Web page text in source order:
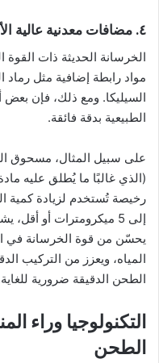
٤. مضافات معدنية عالية الأداء
الخرسانة الحديثة ذات القوة
مواد رابطة إضافية مثل
السيليكا. ومع ذلك، فإن
الطبيعية بدقة فائقة.
على سبيل المثال، مسحوق
(الذي غالبًا ما يُطلق عليه
رخيصة تُستخدم لزيادة كمية
إلى 5 ميكرومترات أو
يحسّن من قوة الخرسانة في
المياه، ويعزز من التركيب
الطحن الدقيقة ضرورية
التكنولوجيا وراء
الطحن